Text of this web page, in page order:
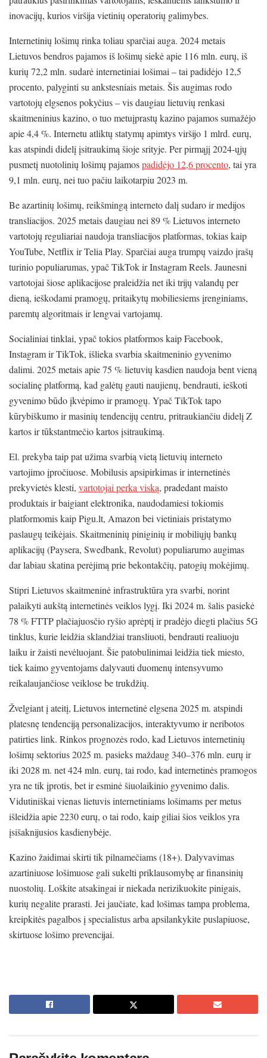
inovacijų, kurios viršija vietinių operatorių galimybes.
Internetinių lošimų rinka toliau sparčiai auga. 2024 metais
Lietuvos bendros pajamos iš lošimų siekė apie 116 mln. eurų, iš
kurių 72,2 mln. sudarė internetiniai lošimai – tai padidėjo 12,5
procento, palyginti su ankstesniais metais. Šis augimas rodo
vartotojų elgsenos pokyčius – vis daugiau lietuvių renkasi
skaitmeninius kazino, o tuo metuįprastų kazino pajamos sumažėjo
apie 4,4 %. Internetu atliktų statymų apimtys viršijo 1 mlrd. eurų,
kas atspindi didelį įsitraukimą šioje srityje. Per pirmąjį 2024-ųjų
pusmetį nuotolinių lošimų pajamospadidėjo 12,6 procento, tai yra
9,1 mln. eurų, nei tuo pačiu laikotarpiu 2023 m.
Be azartinių lošimų, reikšmingą interneto dalį sudaro ir medijos
transliacijos. 2025 metais daugiau nei 89 % Lietuvos interneto
vartotojų reguliariai naudoja transliacijos platformas, tokias kaip
YouTube, Netflix ir Telia Play. Sparčiai auga trumpų vaizdo įrašų
turinio populiarumas, ypač TikTok ir Instagram Reels. Jaunesni
vartotojai šiose aplikacijose praleidžia net iki trijų valandų per
dieną, ieškodami pramogų, pritaikytų mobiliesiems įrenginiams,
paremtų algoritmais ir lengvai vartojamų.
Socialiniai tinklai, ypač tokios platformos kaip Facebook,
Instagram ir TikTok, išlieka svarbia skaitmeninio gyvenimo
dalimi. 2025 metais apie 75 % lietuvių kasdien naudoja bent vieną
socialinę platformą, kad galėtų gauti naujienų, bendrauti, ieškoti
gyvenimo būdo įkvėpimo ir pramogų. Ypač TikTok tapo
kūrybiškumo ir masinių tendencijų centru, pritraukiančiu didelį Z
kartos ir tūkstantmečio kartos įsitraukimą.
El. prekyba taip pat užima svarbią vietą lietuvių interneto
vartojimo įpročiuose. Mobilusis apsipirkimas ir internetinės
prekyvietės klesti, vartotojai perka viską, pradedant maisto
produktais ir baigiant elektronika, naudodamiesi tokiomis
platformomis kaip Pigu.lt, Amazon bei vietiniais pristatymo
paslaugų teikėjais. Skaitmeninių piniginių ir mobiliųjų bankų
aplikacijų (Paysera, Swedbank, Revolut) populiarumo augimas
dar labiau skatina perėjimą prie bekontakčių, patogių mokėjimų.
Stipri Lietuvos skaitmeninė infrastruktūra yra svarbi, norint
palaikyti aukštą internetinės veiklos lygį. Iki 2024 m. šalis pasiekė
78 % FTTP plačiajuosčio ryšio aprėptį ir pradėjo diegti plačius 5G
tinklus, kurie leidžia sklandžiai transliuoti, bendrauti realiuoju
laiku ir žaisti nevėluojant. Šie patobulinimai leidžia tiek miesto,
tiek kaimo gyventojams dalyvauti duomenų intensyvumo
reikalaujančiose veiklose be trukdžių.
Žvelgiant į ateitį, Lietuvos internetinė elgsena 2025 m. atspindi
platesnę tendenciją personalizacijos, interaktyvumo ir neribotos
patirties link. Rinkos prognozės rodo, kad Lietuvos internetinių
lošimų sektorius 2025 m. pasieks maždaug 340–376 mln. eurų ir
iki 2028 m. net 424 mln. eurų, tai rodo, kad internetinės pramogos
yra ne tik įprotis, bet ir esminė šiuolaikinio gyvenimo dalis.
Vidutiniškai vienas lietuvis internetiniams lošimams per metus
išleidžia apie 2230 eurų, o tai rodo, kaip giliai šios veiklos yra
įsišaknijusios kasdienybėje.
Kazino žaidimai skirti tik pilnamečiams (18+). Dalyvavimas
azartiniuose lošimuose gali sukelti priklausomybę ar finansinių
nuostolių. Loškite atsakingai ir niekada nerizikuokite pinigais,
kurių negalite prarasti. Jei jaučiate, kad lošimas tampa problema,
kreipkitės pagalbos į specialistus arba apsilankykite puslapiuose,
skirtuose lošimo prevencijai.